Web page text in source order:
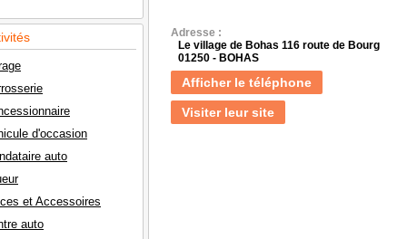
d'occasion
auto
et Accessoires
auto
Adresse :
Le village de Bohas 116 route de Bourg
01250 - BOHAS
Afficher le téléphone
Visiter leur site